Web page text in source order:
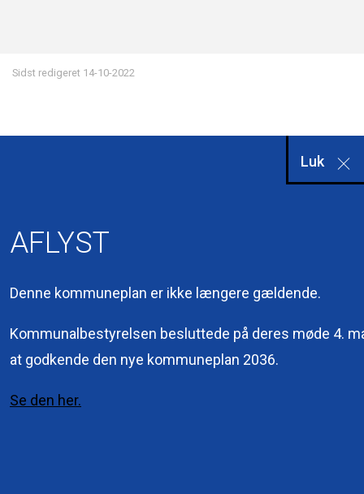
Luk
AFLYST
Denne kommuneplan er ikke længere gældende.
Kommunalbestyrelsen besluttede på deres møde 4.
at godkende den nye kommuneplan 2036.
Se den her.
Sidst redigeret 14-10-2022
Sermersooq
Kuussuaq 2
3900 Nuuk